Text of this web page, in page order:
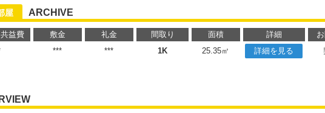
屋 ARCHIVE
益費 敷金 礼金 間取り 面積 詳細
*** *** 1K 25.35㎡ 詳細を見る